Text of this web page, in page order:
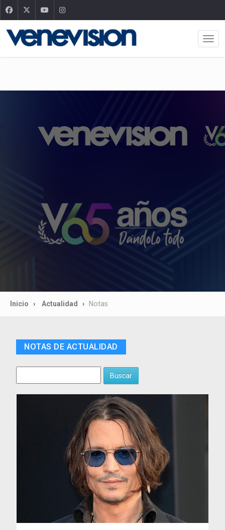
Inicio Actualidad Notas
NOTAS DE ACTUALIDAD
Buscar